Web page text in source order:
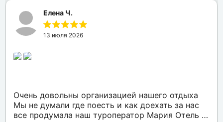
Елена Ч.
13 июля 2026
Очень довольны организацией нашего отдыха
Мы не думали где поесть и как доехать за нас
все продумала наш туроператор Мария Отель в